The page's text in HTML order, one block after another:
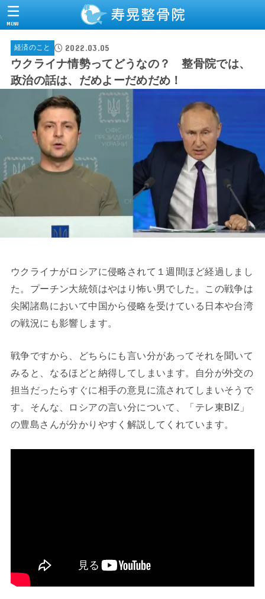
MENU
経済のこと 2022.03.05
ウクライナ情勢ってどうなの？ 整骨院では、
政治の話は、だめよーだめだめ！
ウクライナがロシアに侵略されて１週間ほど経過しまし
た。プーチン大統領はやはり怖い男でした。この戦争は
尖閣諸島において中国から侵略を受けている日本や台湾
の戦況にも影響します。
戦争ですから、どちらにも言い分があってそれを聞いて
みると、なるほどと納得してしまいます。自分が外交の
担当だったらすぐに相手の意見に流されてしまいそうで
す。そんな、ロシアの言い分について、「テレ東BIZ」
の豊島さんが分かりやすく解説してくれています。